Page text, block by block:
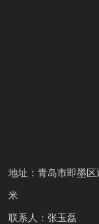
地址：青岛市即墨
米
联系人：张玉磊